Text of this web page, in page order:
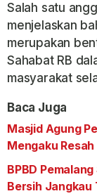
Salah satu
menjelaskan
merupakan
Sahabat RB
masyarakat
Baca Juga
Masjid Agung
Mengaku Resah
BPBD
Bersih Jangkau